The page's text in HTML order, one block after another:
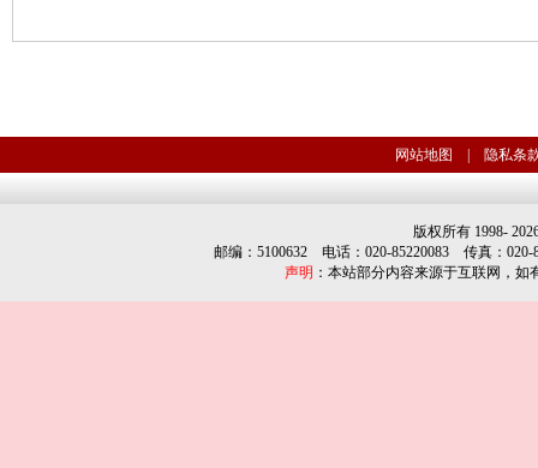
网站地图 隐私条
版权所有 1998-
邮编：5100632 电话：020-85220083 传真：
声明 ：本站部分内容来源于互联网，如